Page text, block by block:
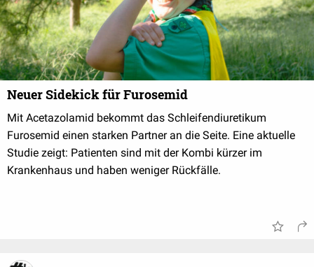
Neuer Sidekick für Furosemid
Mit Acetazolamid bekommt das Schleifendiuretikum
Furosemid einen starken Partner an die Seite. Eine aktuelle
Studie zeigt: Patienten sind mit der Kombi kürzer im
Krankenhaus und haben weniger Rückfälle.